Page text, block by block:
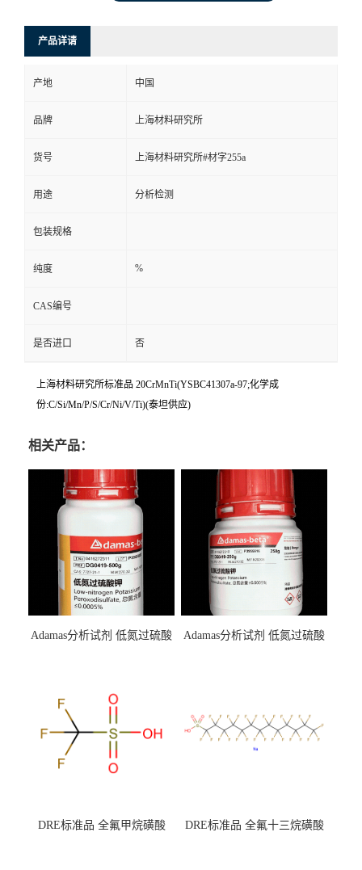
产品详请
产地 中国
品牌 上海材料研究所
货号 上海材料研究所#材字255a
用途 分析检测
包装规格
纯度 %
CAS编号
是否进口 否
上海材料研究所标准品 20CrMnTi(YSBC41307a-97;化学成
份:C/Si/Mn/P/S/Cr/Ni/V/Ti)(泰坦供应)
相关产品：
Adamas分析试剂 低氮过硫酸
（泰坦现货供应）
Adamas分析试剂 低氮过硫酸
DRE标准品 全氟甲烷磺酸
DRE标准品 全氟十三烷磺酸